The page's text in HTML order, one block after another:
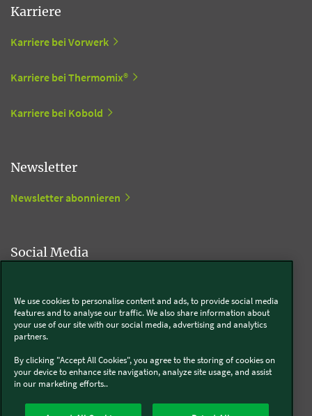
Karriere
Karriere bei Vorwerk
Karriere bei Thermomix®
Karriere bei Kobold
Newsletter
Newsletter abonnieren
Social Media
Thermomix®
We use cookies to personalise content and ads, to provide social media
features and to analyse our traffic. We also share information about
your use of our site with our social media, advertising and analytics
partners.
By clicking "Accept All Cookies", you agree to the storing of cookies on
your device to enhance site navigation, analyze site usage, and assist
in our marketing efforts..